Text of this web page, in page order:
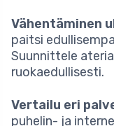
Vähentäminen
paitsi
Suunnittele
ruokaedullisesti.
Vertailu eri
puhelin- ja